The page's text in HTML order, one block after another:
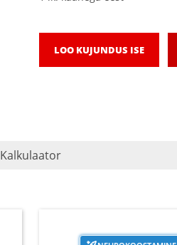
LOO KUJUNDUS ISE
Kalkulaator